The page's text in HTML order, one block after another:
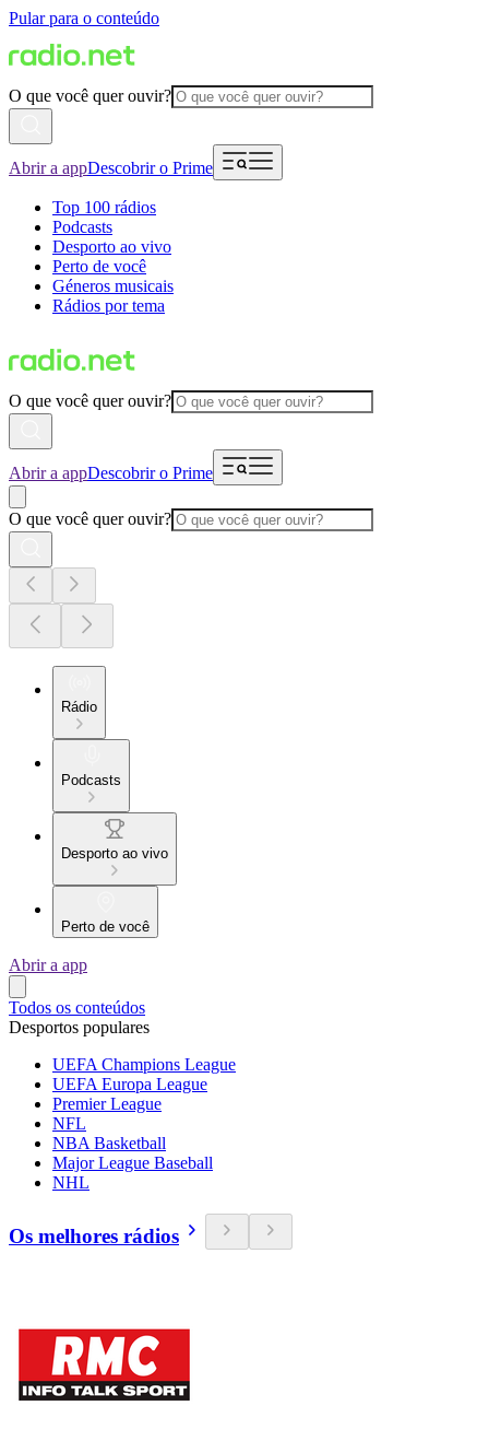
Pular para o conteúdo
O que você quer ouvir?
Abrir a appDescobrir o Prime
Top 100 rádios
Podcasts
Desporto ao vivo
Perto de você
Géneros musicais
Rádios por tema
O que você quer ouvir?
Abrir a appDescobrir o Prime
O que você quer ouvir?
Rádio
Podcasts
Desporto ao vivo
Perto de você
Abrir a app
Todos os conteúdos
Desportos populares
UEFA Champions League
UEFA Europa League
Premier League
NFL
NBA Basketball
Major League Baseball
NHL
Os melhores rádios